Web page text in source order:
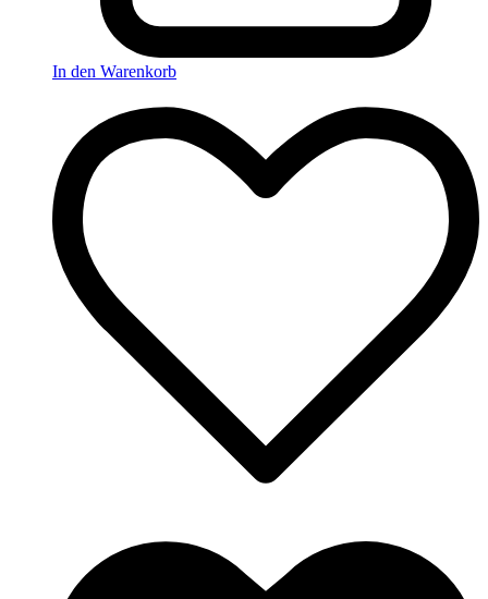
In den Warenkorb